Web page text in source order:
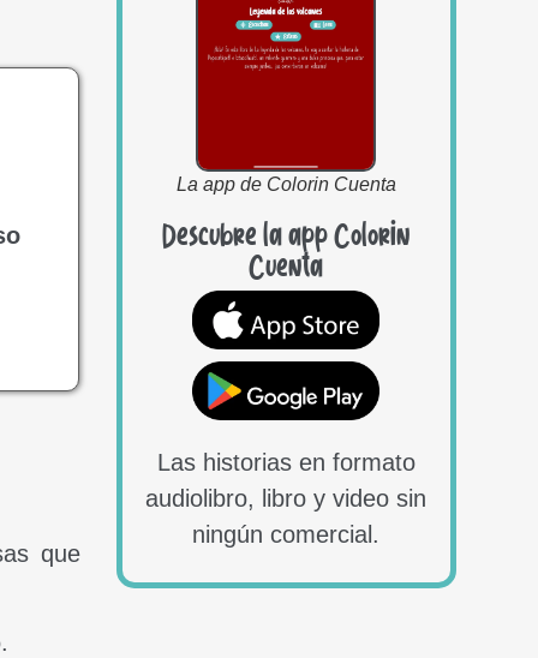
que
La app de Colorin Cuenta
Descubre la app Colorin
Cuenta
Las historias en formato
audiolibro, libro y video sin
ningún comercial.